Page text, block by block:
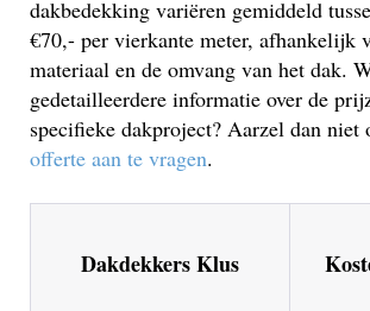
dakbedekking variëren gemiddeld
€70,- per vierkante meter, afhankelijk
materiaal en de omvang van het dak.
gedetailleerdere informatie over de
specifieke dakproject? Aarzel dan niet
offerte aan te vragen.
Dakdekkers Klus